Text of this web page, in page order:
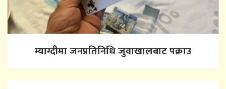
म्याग्दीमा जनप्रतिनिधि जुवाखालबाट पक्राउ